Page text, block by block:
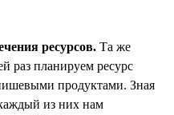
ресурсов. Та же
раз планируем ресурс
продуктами. Зная
из них нам